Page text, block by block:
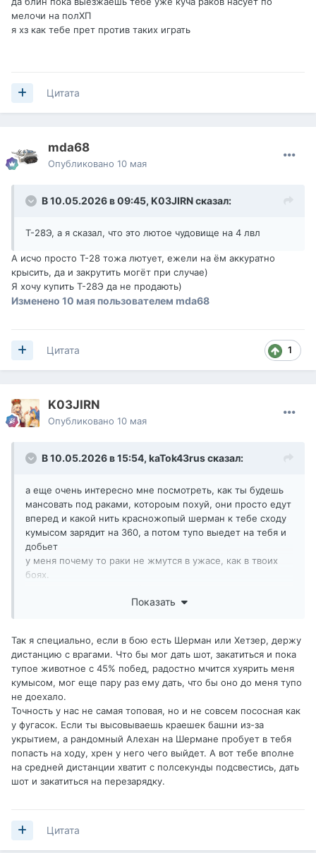
мелочи на полХП
я хз как тебе прет против таких играть
Цитата
mda68
Опубликовано 10 мая
В 10.05.2026 в 09:45, K03JIRNсказал:
Т-28Э, а я сказал, что это лютое чудовище на 4 лвл
А исчо просто Т-28 тожа лютует, ежели на ём аккуратно
крысить, да и закрутить могёт при случае)
Я хочу купить Т-28Э да не продають)
Изменено 10 мая пользователем mda68
1
Цитата
K03JIRN
Опубликовано 10 мая
В 10.05.2026 в 15:54, kaTok43rusсказал:
а еще очень интересно мне посмотреть, как ты будешь
мансовать под раками, котороым похуй, они просто едут
вперед и какой нить красножопый шерман к тебе сходу
кумысом зарядит на 360, а потом тупо выедет на тебя и
добьет
у меня почему то раки не жмутся в ужасе, как в твоих
боях.
зарядишься и выедешь.
я хз как тебе прет против таких играть
Показать
Так я специально, если в бою есть Шерман или Хетзер, держу
дистанцию с врагами. Что бы мог дать шот, закатиться и пока
тупое животное с 45% побед, радостно мчится xyяpить меня
кумысом, мог еще пару раз ему дать, что бы оно до меня тупо
не доехало.
Точность у нас не самая топовая, но и не совсем пососная как
у фугасок. Если ты высовываешь краешек башни из-за
укрытием, а рандомный Алехан на Шермане пробует в тебя
попасть на ходу, хрен у него чего выйдет. А вот тебе вполне
на средней дистанции хватит с полсекунды подсвестись, дать
шот и закатиться на перезарядку.
Цитата